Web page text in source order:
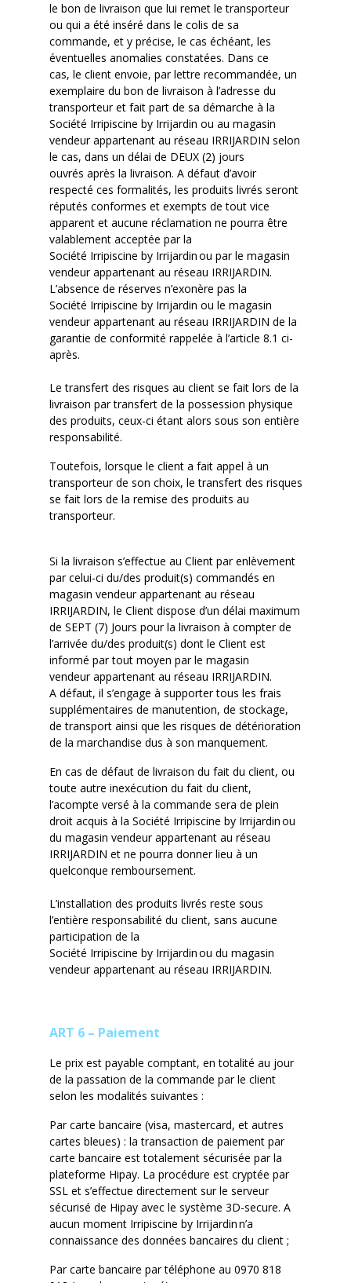
le bon de livraison que lui remet le transporteur
ou qui a été inséré dans le colis de sa
commande, et y précise, le cas échéant, les
éventuelles anomalies constatées. Dans ce
cas, le client envoie, par lettre recommandée, un
exemplaire du bon de livraison à l’adresse du
transporteur et fait part de sa démarche à la
Société Irripiscine by Irrijardin ou au magasin
vendeur appartenant au réseau IRRIJARDIN selon
le cas, dans un délai de DEUX (2) jours
ouvrés après la livraison. A défaut d’avoir
respecté ces formalités, les produits livrés seront
réputés conformes et exempts de tout vice
apparent et aucune réclamation ne pourra être
valablement acceptée par la
Société Irripiscine by Irrijardinou par le magasin
vendeur appartenant au réseau IRRIJARDIN.
L’absence de réserves n’exonère pas la
Société Irripiscine by Irrijardin ou le magasin
vendeur appartenant au réseau IRRIJARDIN de la
garantie de conformité rappelée à l’article 8.1 ci-
après.
Le transfert des risques au client se fait lors de la
livraison partransfert de la possession physique
des produits, ceux-ci étant alors sous son entière
responsabilité.
Toutefois, lorsque le client a fait appel à un
transporteur de son choix, le transfert des risques
se fait lors de la remise des produits au
transporteur.
Si la livraison s’effectue au Client par enlèvement
par celui-ci du/des produit(s) commandés en
magasin vendeur appartenant au réseau
IRRIJARDIN, le Client dispose d’un délai maximum
de SEPT (7) Jours pour la livraison à compter de
l’arrivée du/des produit(s) dont le Client est
informé par tout moyen par le magasin
vendeurappartenant au réseau IRRIJARDIN.
A défaut, il s’engage à supporter tous les frais
supplémentaires de manutention, de stockage,
de transport ainsi que les risques de détérioration
de la marchandise dus à son manquement.
En cas de défaut de livraison du fait du client, ou
toute autre inexécution du fait du client,
l’acompte versé à la commande sera de plein
droit acquis à la Société Irripiscine by Irrijardinou
du magasin vendeur appartenant au réseau
IRRIJARDIN et ne pourra donner lieu à un
quelconque remboursement.
L’installation des produits livrés reste sous
l’entière responsabilité du client, sans aucune
participation de la
Société Irripiscine by Irrijardinou du magasin
vendeur appartenant au réseau IRRIJARDIN.
ART 6 – Paiement
Le prix est payable comptant, en totalité au jour
de la passation de la commande par le client
selon les modalités suivantes :
Par carte bancaire (visa, mastercard, et autres
cartes bleues) : la transaction de paiement par
carte bancaire est totalement sécurisée par la
plateforme Hipay. La procédure est cryptée par
SSL et s’effectue directement sur le serveur
sécurisé de Hipayavec le système 3D-secure. A
aucun moment Irripiscine by Irrijardinn’a
connaissance des données bancaires du client ;
Par carte bancaire par téléphone au 0970 818